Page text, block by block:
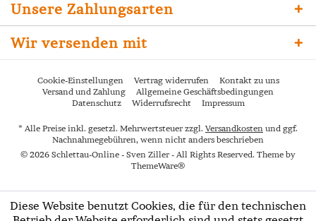
Unsere Zahlungsarten
Wir versenden mit
Cookie-Einstellungen Vertrag widerrufen
Kontakt zu uns
Versand und Zahlung
Allgemeine Geschäftsbedingungen
Datenschutz
Widerrufsrecht Impressum
* Alle Preise inkl. gesetzl. Mehrwertsteuer zzgl. Versandkosten und ggf.
Nachnahmegebühren, wenn nicht anders beschrieben
© 2026 Schlettau-Online - Sven Ziller - All Rights Reserved. Theme by
ThemeWare®
Diese Website benutzt Cookies, die für den technischen